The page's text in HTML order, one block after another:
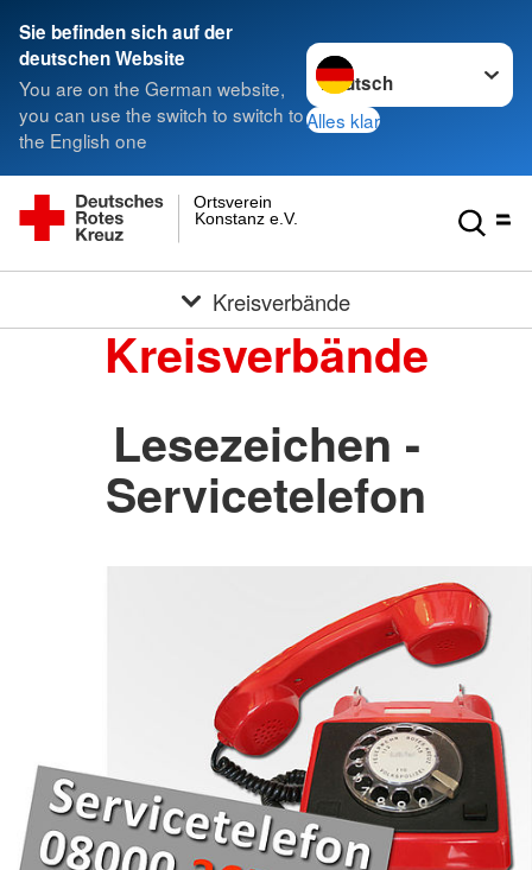
Sie befinden sich auf der
deutschen Website
You are on the German website,
you can use the switch to switch to
the English one
Sprache wechseln zu
Alles klar
Konstanz e.V.
Ortsverein
Kreisverbände
Kreisverbände
Lesezeichen -
Servicetelefon